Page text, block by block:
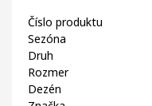
Číslo produktu
Sezóna
Druh
Rozmer
Dezén